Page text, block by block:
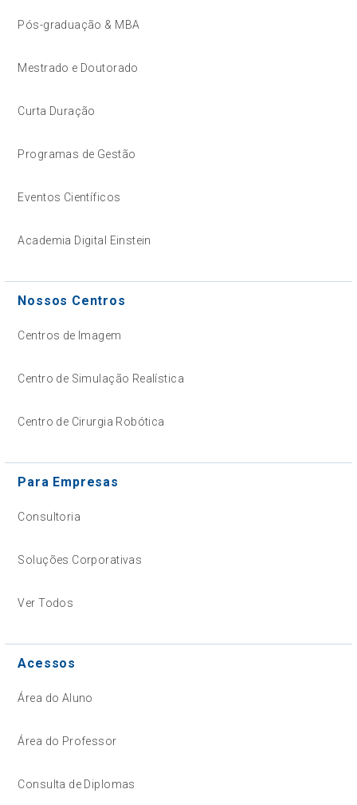
Pós-graduação & MBA
Mestrado e Doutorado
Curta Duração
Programas de Gestão
Eventos Científicos
Academia Digital Einstein
Nossos Centros
Centros de Imagem
Centro de Simulação Realística
Centro de Cirurgia Robótica
Para Empresas
Consultoria
Soluções Corporativas
Ver Todos
Acessos
Área do Aluno
Área do Professor
Consulta de Diplomas